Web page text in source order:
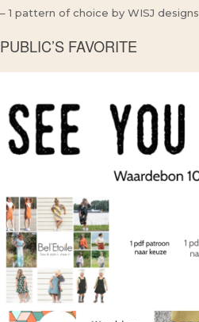
– 1 pattern of choice by WISJ designs
PUBLIC’S FAVORITE